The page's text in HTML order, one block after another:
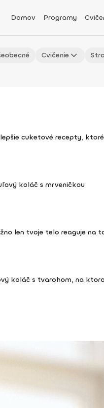
Domov Programy
Cvičenie
cuketové recepty,
koláč s mrveničkou
len tvoje telo reaguje na
koláč s tvarohom, na